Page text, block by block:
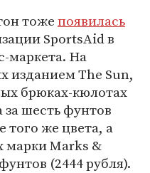
тожепоявилась
SportsAid в
маркета. На
изданием The Sun,
брюках-кюлотах
шесть фунтов
того же цвета, а
марки Marks &
(2444 рубля).